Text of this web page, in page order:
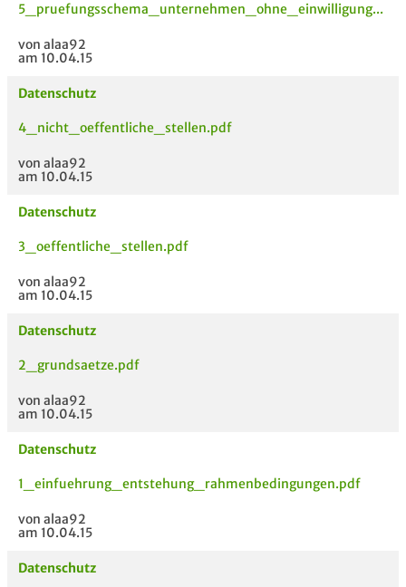
5_pruefungsschema_unternehmen_ohne_einwilligung...
von alaa92
am 10.04.15
Datenschutz
4_nicht_oeffentliche_stellen.pdf
von alaa92
am 10.04.15
Datenschutz
3_oeffentliche_stellen.pdf
von alaa92
am 10.04.15
Datenschutz
2_grundsaetze.pdf
von alaa92
am 10.04.15
Datenschutz
1_einfuehrung_entstehung_rahmenbedingungen.pdf
von alaa92
am 10.04.15
Datenschutz